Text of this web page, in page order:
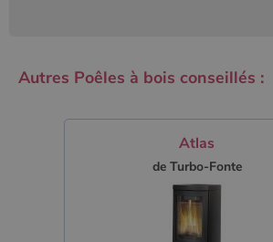
Autres Poêles à bois conseillés :
Atlas
de Turbo-Fonte